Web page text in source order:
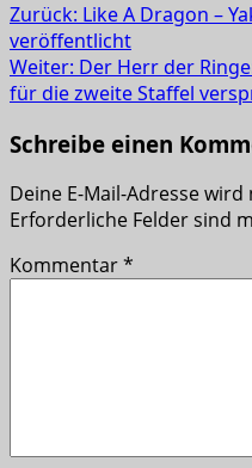
Zurück: Like A Dragon –
veröffentlicht
Weiter: Der Herr der
für die zweite Staffel
Schreibe einen
Deine E-Mail-Adresse
Erforderliche Felder sind
Kommentar*